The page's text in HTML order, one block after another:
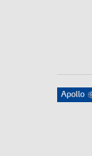
Analyse von
Entwicklung